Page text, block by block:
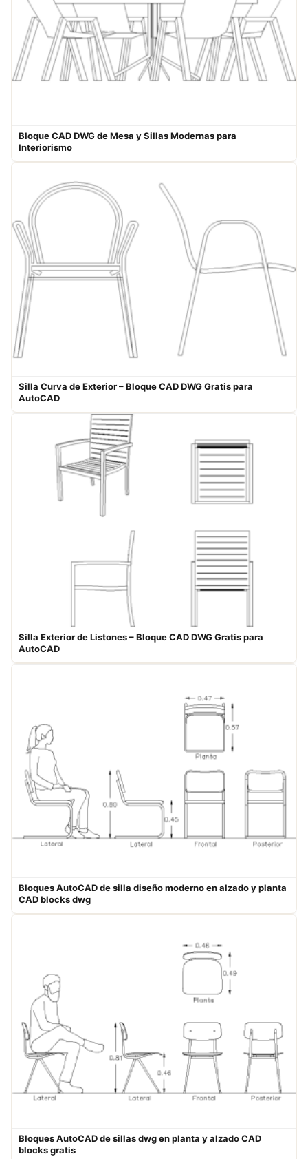
Bloque CAD DWG de Mesa y Sillas Modernas para
Interiorismo
Silla Curva de Exterior – Bloque CAD DWG Gratis para
AutoCAD
Silla Exterior de Listones – Bloque CAD DWG Gratis para
AutoCAD
Bloques AutoCAD de silla diseño moderno en alzado y planta​
CAD blocks dwg
Bloques A​utoCAD de sillas dwg en planta y alzado​ ​CAD
blocks​ gratis